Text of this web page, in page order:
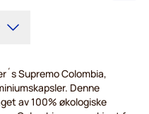
Supremo Colombia,
Denne
av 100% økologiske